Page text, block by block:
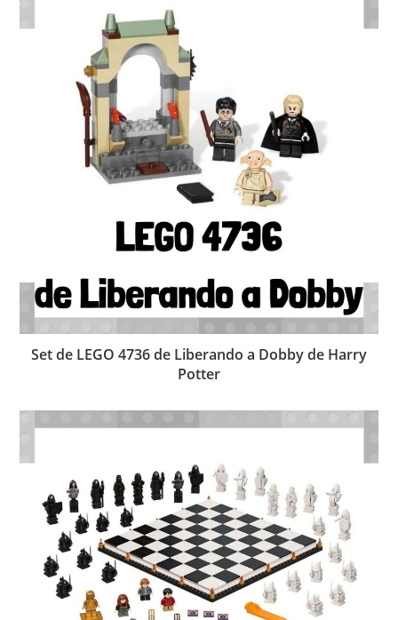
Set de LEGO 4736 de Liberando a Dobby de Harry
Potter